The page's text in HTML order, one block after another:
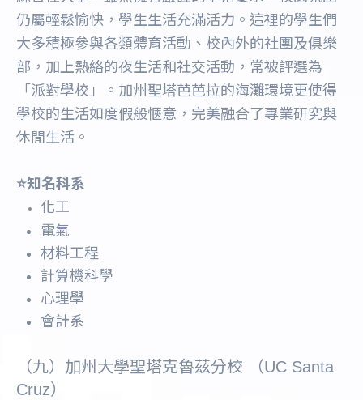
仍屬輕鬆愉快，學生生活充滿活力。這裡的學生們
大多積極參與各類體育活動、校內外的社團及俱樂
部，加上熱絡的夜生活和社交活動，常被評選為
「派對學校」。加州聖塔芭芭拉的海灘環境更使得
學校的生活如度假般愜意，完美融合了專業研究與
休閒生活。
⭐️知名科系
化工
電氣
材料工程
計算機科學
心理學
會計系
（九）加州大學聖塔克魯茲分校 （UC Santa
Cruz）